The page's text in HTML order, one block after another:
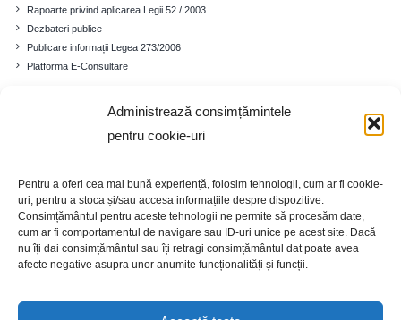
Administrează consimțămintele
pentru cookie-uri
Pentru a oferi cea mai bună experiență, folosim tehnologii, cum ar fi cookie-
uri, pentru a stoca și/sau accesa informațiile despre dispozitive.
Consimțământul pentru aceste tehnologii ne permite să procesăm date,
cum ar fi comportamentul de navigare sau ID-uri unice pe acest site. Dacă
nu îți dai consimțământul sau îți retragi consimțământul dat poate avea
afecte negative asupra unor anumite funcționalități și funcții.
Rapoarte privind aplicarea Legii 52 / 2003
Dezbateri publice
Publicare informații Legea 273/2006
Platforma E-Consultare
Cadrul demografic
Educație
Economia
Turism
Galerie foto